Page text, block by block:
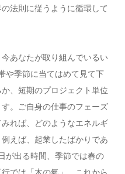
法則に従うように循環して
あなたが取り組んでいるい
や季節に当てはめて見て下
、短期のプロジェクト単位
。ご自身の仕事のフェーズ
れば、どのようなエネルギ
えば、起業したばかりであ
が出る時間、季節では春の